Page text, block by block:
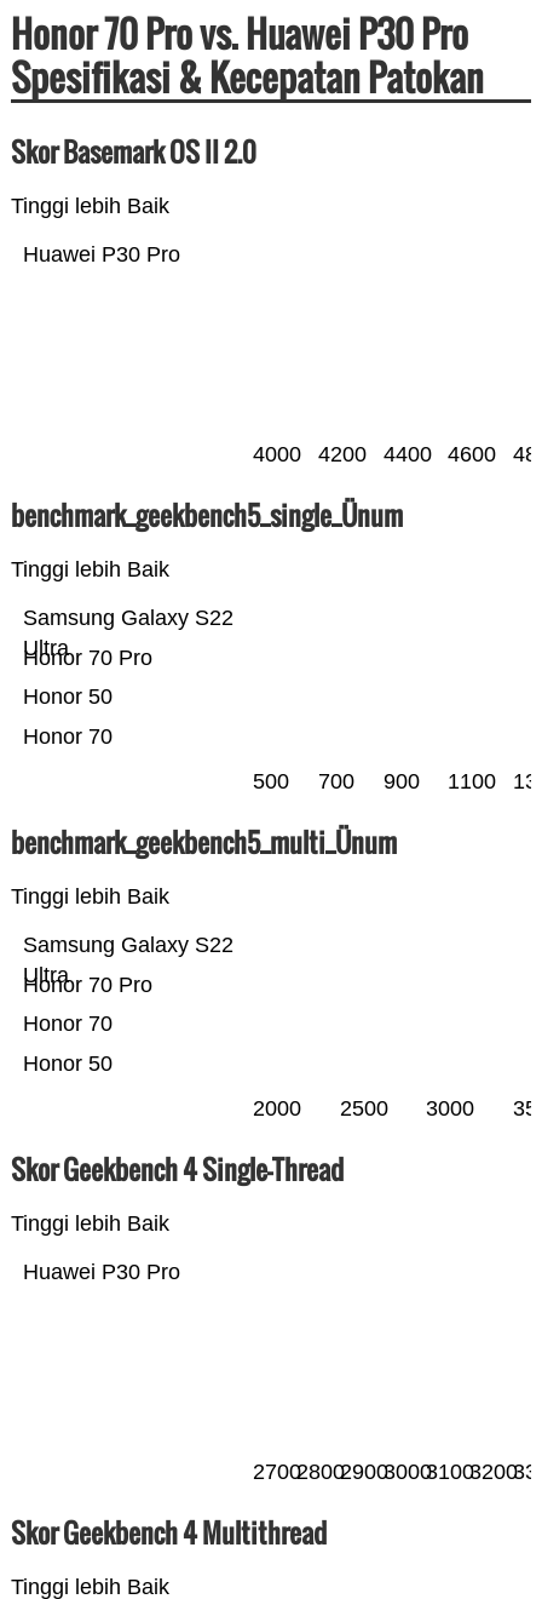
Honor 70 Pro vs. Huawei P30 Pro
Spesifikasi & Kecepatan Patokan
Skor Basemark OS II 2.0
Tinggi lebih Baik
Huawei P30 Pro
4000 4200 4400 4600
benchmark_geekbench5_single_Ünum
Tinggi lebih Baik
Honor 70
Honor 50
Honor 70 Pro
Samsung Galaxy S22
Ultra
500 700 900 1100
benchmark_geekbench5_multi_Ünum
Tinggi lebih Baik
Honor 50
Honor 70
Honor 70 Pro
Samsung Galaxy S22
Ultra
2000 2500 3000
Skor Geekbench 4 Single-Thread
Tinggi lebih Baik
Huawei P30 Pro
270028002900300031003200
Skor Geekbench 4 Multithread
Tinggi lebih Baik